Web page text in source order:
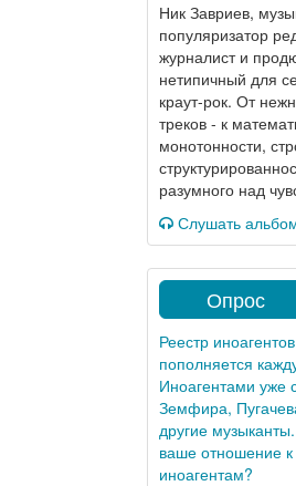
Ник Завриев,
популяризатор
журналист и
нетипичный для
краут-рок. От
треков - к
монотонности,
разумного над
Слушать
Опрос
Реестр
пополняется
Иноагентами уже
Земфира,
другие
ваше отношение
иноагентам?